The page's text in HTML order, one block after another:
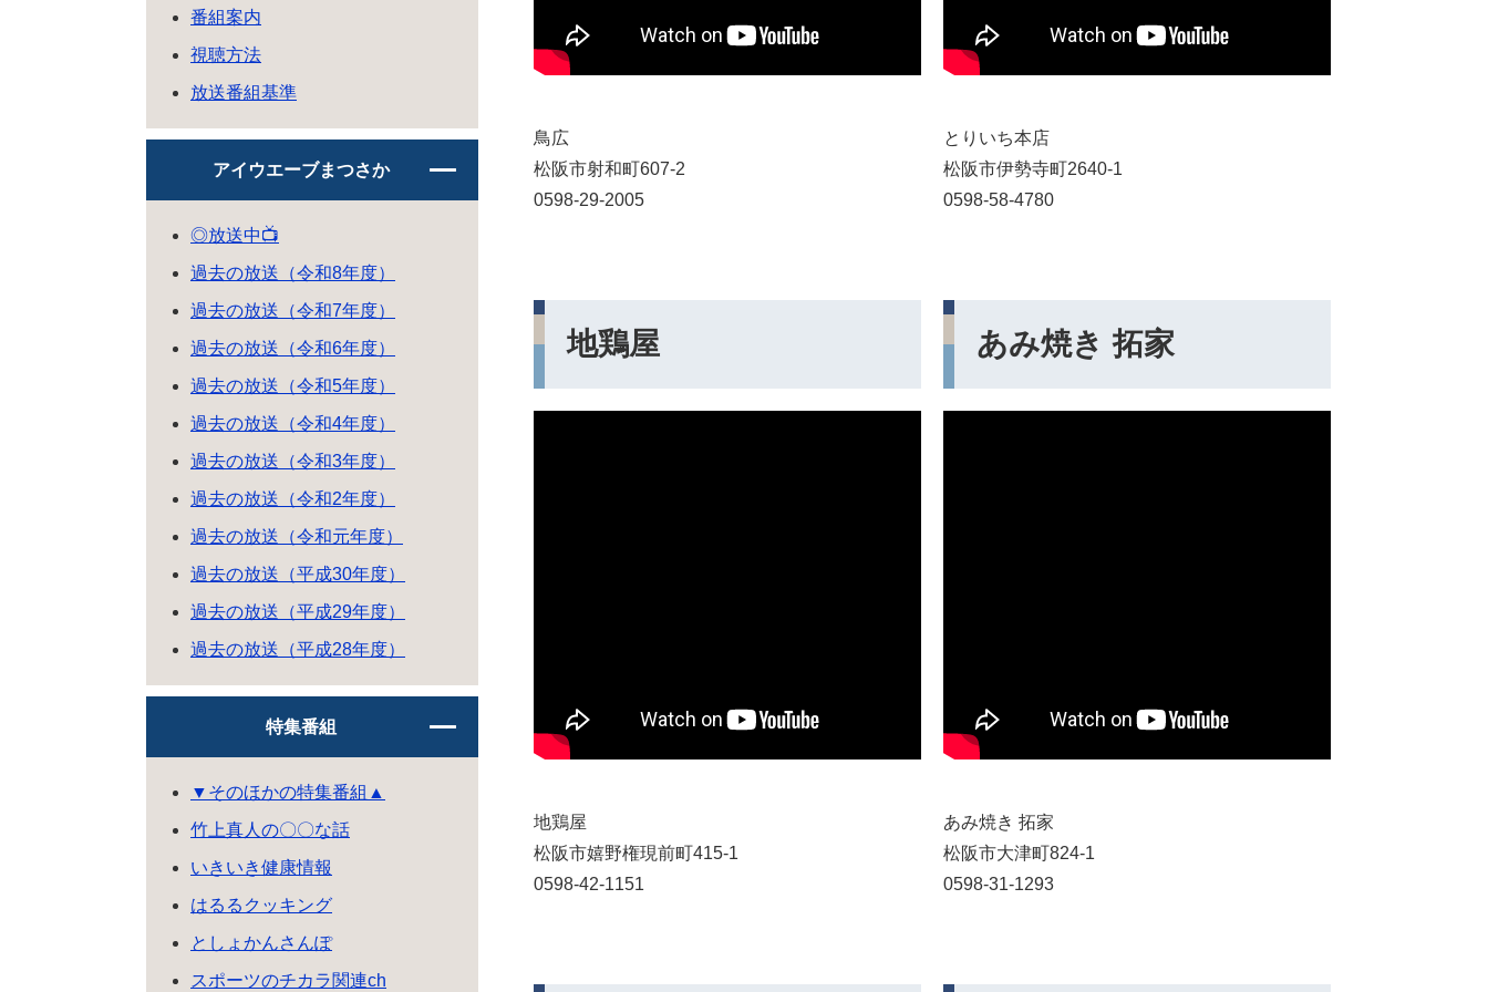
鳥広
松阪市射和町607-2
0598-29-2005
とりいち本店
松阪市伊勢寺町2640-1
0598-58-4780
地鶏屋
地鶏屋
松阪市嬉野権現前町415-1
0598-42-1151
あみ焼き 拓家
あみ焼き 拓家
松阪市大津町824-1
0598-31-1293
番組案内
視聴方法
放送番組基準
アイウエーブまつさか
◎放送中📺
過去の放送（令和8年度）
過去の放送（令和7年度）
過去の放送（令和6年度）
過去の放送（令和5年度）
過去の放送（令和4年度）
過去の放送（令和3年度）
過去の放送（令和2年度）
過去の放送（令和元年度）
過去の放送（平成30年度）
過去の放送（平成29年度）
過去の放送（平成28年度）
特集番組
▼そのほかの特集番組▲
竹上真人の〇〇な話
いきいき健康情報
はるるクッキング
としょかんさんぽ
スポーツのチカラ関連ch